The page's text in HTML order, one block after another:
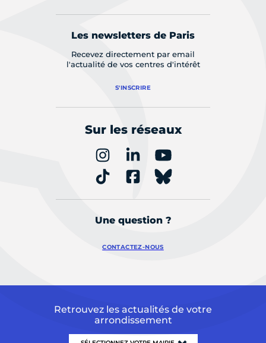
Les newsletters de Paris
Recevez directement par email
l'actualité de vos centres d'intérêt
S'INSCRIRE
Sur les réseaux
Une question ?
CONTACTEZ-NOUS
Retrouvez les actualités de votre
arrondissement